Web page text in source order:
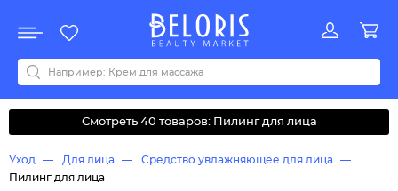
Акции
Все бренды
0-9ABCDEFGHIJKLMNOPQRSTUVWYZАБВДЗИМОКЛНПРСТУФ
Смотреть 40 товаров: Пилинг для лица
Уход Для лица
Средство увлажняющее для лица
Пилинг для лица